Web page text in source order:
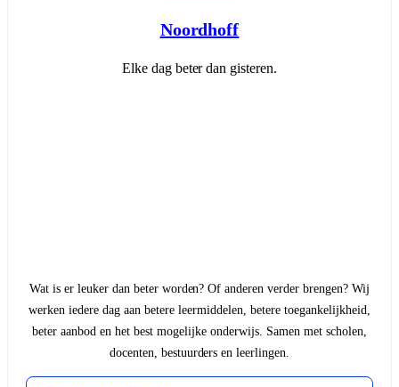
Noordhoff
Elke dag beter dan gisteren.
Wat is er leuker dan beter worden? Of anderen verder brengen? Wij
werken iedere dag aan betere leermiddelen, betere toegankelijkheid,
beter aanbod en het best mogelijke onderwijs. Samen met scholen,
docenten, bestuurders en leerlingen.